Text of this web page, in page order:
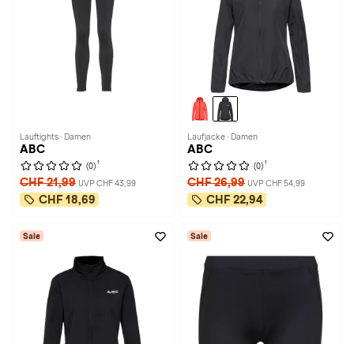
Lauftights · Damen
ABC
(0) 1
CHF 21,99 UVP CHF 43,99
CHF 18,69
Laufjacke · Damen
ABC
(0) 1
CHF 26,99 UVP CHF 54,99
CHF 22,94
Sale Sale